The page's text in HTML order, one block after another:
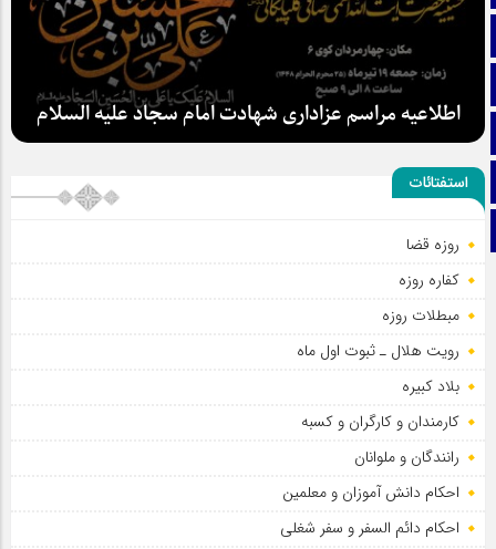
آپارات
اینستاگرام
اطلاعیه مراسم عزاداری شهادت امام سجاد علیه السلام
استفتائات
روزه قضا
کفاره روزه
مبطلات روزه
رویت هلال ـ ثبوت اول ماه
بلاد کبیره
کارمندان و کارگران و کسبه
رانندگان و ملوانان
احکام دانش آموزان و معلمین
احکام دائم السفر و سفر شغلی